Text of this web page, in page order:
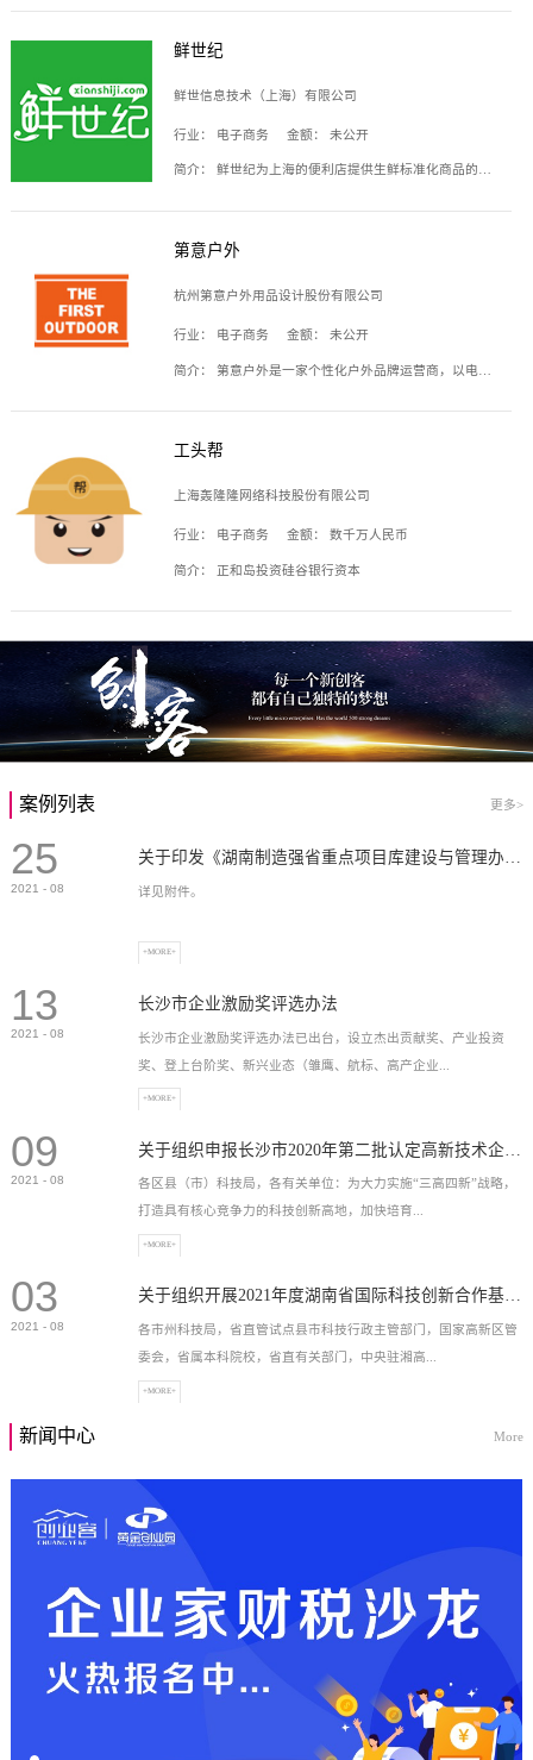
鲜世纪
鲜世信息技术（上海）有限公司
行业： 电子商务 金额： 未公开
简介： 鲜世纪为上海的便利店提供生鲜标准化商品的供应链服务，帮商家解决生鲜采购、运营问题，帮助商家销售。平台提供的商品覆盖果蔬肉类、常温与低温奶制品、冷冻食品、零食饮料、粮油副食、居家洗护等多个品类，上架SKU3000余个。公司建立了近万平方米的仓储场地和物流配送体系，为合作商家提供快速配送服务。
第意户外
杭州第意户外用品设计股份有限公司
行业： 电子商务 金额： 未公开
简介： 第意户外是一家个性化户外品牌运营商，以电子商务为主要载体，主要从事户外产品的设计、生产、销售业务，产品包含冲锋衣、户外鞋、户外背包等。
工头帮
上海轰隆隆网络科技股份有限公司
行业： 电子商务 金额： 数千万人民币
简介： 正和岛投资硅谷银行资本
案例列表 更多>
25
2021 - 08 详见附件。
+MORE+
13
2021 - 08
长沙市企业激励奖评选办法
长沙市企业激励奖评选办法已出台，设立杰出贡献奖、产业投资
奖、登上台阶奖、新兴业态（雏鹰、航标、高产企业...
）奖等，最高奖励2...
+MORE+
09
2021 - 08
各区县（市）科技局，各有关单位：为大力实施“三高四新”战略，
打造具有核心竞争力的科技创新高地，加快培育...
高新技术企业，充分...
+MORE+
03
2021 - 08
关于组织开展2021年度湖南省国际科技创新合作基地申报工作的通知
各市州科技局，省直管试点县市科技行政主管部门，国家高新区管
委会，省属本科院校，省直有关部门，中央驻湘高...
+MORE+
新闻中心 More